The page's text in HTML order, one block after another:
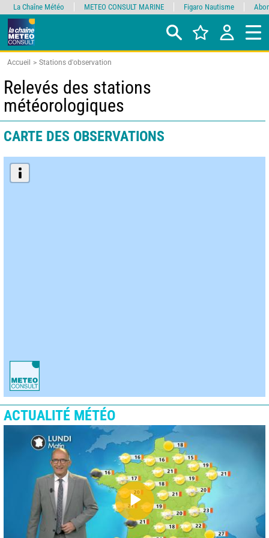
Accueil Stations d'observation
Relevés des stations
météorologiques
CARTE DES OBSERVATIONS
ACTUALITÉ MÉTÉO
La Chaîne Météo METEO CONSULT MARINE Figaro Nautisme